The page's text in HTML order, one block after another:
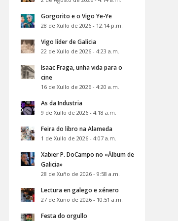
Gorgorito e o Vigo Ye-Ye
28 de Xullo de 2026 - 12:14 p.m.
Vigo líder de Galicia
22 de Xullo de 2026 - 4:23 a.m.
Isaac Fraga, unha vida para o
cine
16 de Xullo de 2026 - 4:20 a.m.
As da Industria
9 de Xullo de 2026 - 4:18 a.m.
Feira do libro na Alameda
1 de Xullo de 2026 - 4:07 a.m.
Xabier P. DoCampo no «Álbum de
Galicia»
28 de Xuño de 2026 - 9:58 a.m.
Lectura en galego e xénero
27 de Xuño de 2026 - 10:51 a.m.
Festa do orgullo